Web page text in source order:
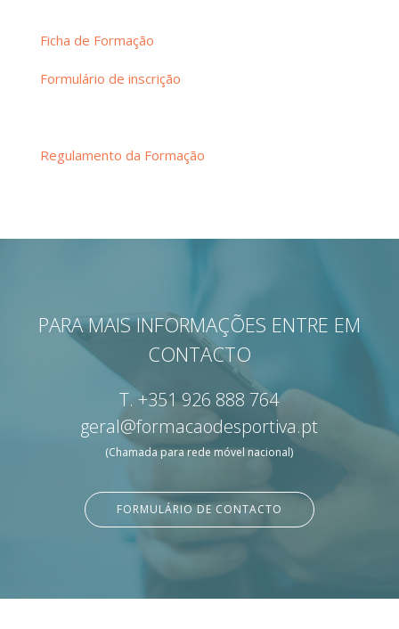
Ficha de Formação
Formulário de inscrição
Regulamento da Formação
PARA MAIS INFORMAÇÕES ENTRE EM
CONTACTO
T.+351 926 888 764
geral@formacaodesportiva.pt
(Chamada para rede móvel nacional)
FORMULÁRIO DE CONTACTO